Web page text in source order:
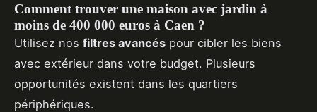
Comment trouver une maison avec jardin à
moins de 400 000 euros à Caen ?
Utilisez nos filtres avancés pour cibler les biens
avec extérieur dans votre budget. Plusieurs
opportunités existent dans les quartiers
périphériques.